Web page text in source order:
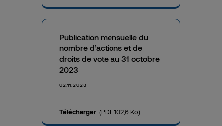
Publication mensuelle du
nombre d’actions et de
droits de vote au 31 octobre
2023
02.11.2023
Télécharger (PDF 102,6 Ko)